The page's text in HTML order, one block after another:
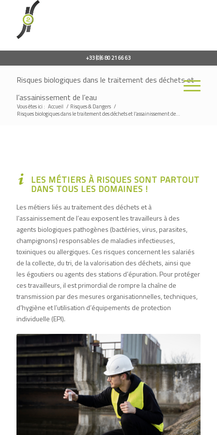
+33 (0)6 80 21 66 63
Risques biologiques dans le traitement des déchets et
l’assainissement de l’eau
Vous êtes ici : Accueil / Risques & Dangers /
Risques biologiques dans le traitement des déchets et l’assainissement de...
LES MÉTIERS À RISQUES SONT PARTOUT
DANS TOUS LES DOMAINES !
Les métiers liés au traitement des déchets et à
l’assainissement de l’eau exposent les travailleurs à des
agents biologiques pathogènes (bactéries, virus, parasites,
champignons) responsables de maladies infectieuses,
toxiniques ou allergiques. Ces risques concernent les salariés
de la collecte, du tri, de la valorisation des déchets, ainsi que
les égoutiers ou agents des stations d’épuration. Pour protéger
ces travailleurs, il est primordial de rompre la chaîne de
transmission par des mesures organisationnelles, techniques,
d’hygiène et l’utilisation d’équipements de protection
individuelle (EPI).